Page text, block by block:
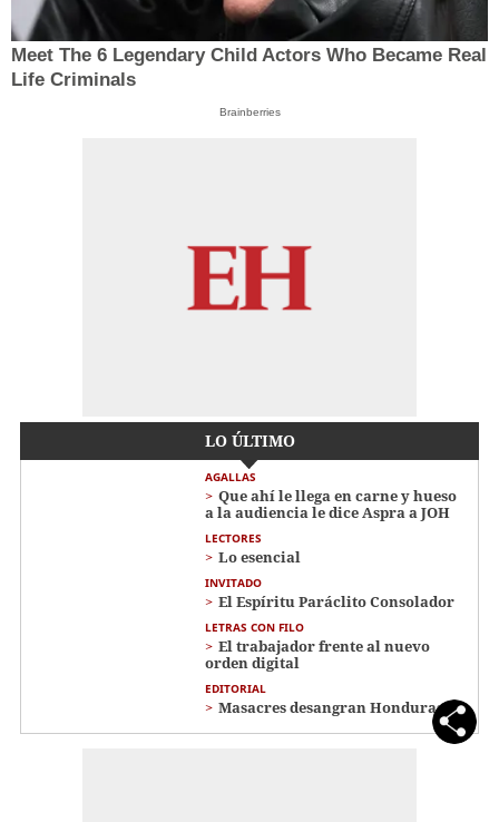
Meet The 6 Legendary Child Actors Who Became Real
Life Criminals
Brainberries
LO ÚLTIMO
AGALLAS
Que ahí le llega en carne y hueso
a la audiencia le dice Aspra a JOH
LECTORES
Lo esencial
INVITADO
El Espíritu Paráclito Consolador
LETRAS CON FILO
El trabajador frente al nuevo
orden digital
EDITORIAL
Masacres desangran Honduras